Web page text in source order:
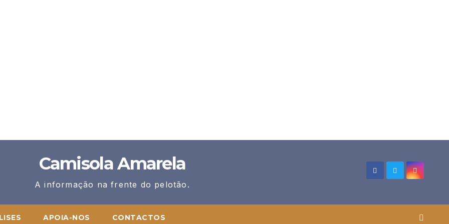
Camisola Amarela
A informação na frente do pelotão.
APOIA-NOS CONTACTOS